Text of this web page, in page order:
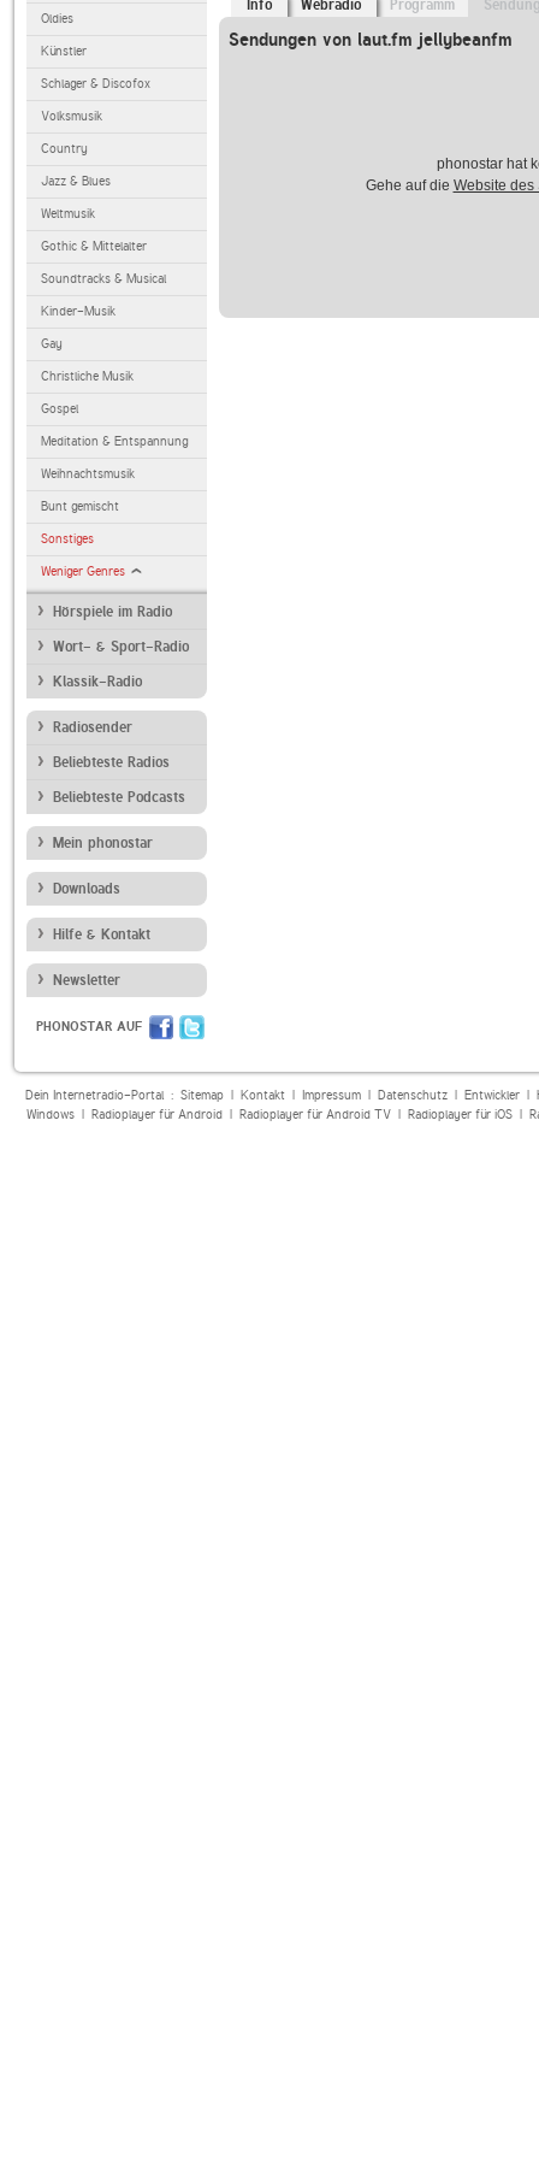
Oldies
Künstler
Schlager & Discofox
Volksmusik
Country
Jazz & Blues
Weltmusik
Gothic & Mittelalter
Soundtracks & Musical
Kinder-Musik
Gay
Christliche Musik
Gospel
Meditation & Entspannung
Weihnachtsmusik
Bunt gemischt
Sonstiges
Weniger Genres
Hörspiele im Radio
Wort- & Sport-Radio
Klassik-Radio
Radiosender
Beliebteste Radios
Beliebteste Podcasts
Mein phonostar
Downloads
Hilfe & Kontakt
Newsletter
PHONOSTAR AUF
Info Webradio Programm
Sendungen von laut.fm jellybeanfm
phonostar hat
Gehe auf die Website des
Dein Internetradio-Portal : Sitemap| Kontakt| Impressum| Datenschutz| Entwickler|
Windows| Radioplayer für Android| Radioplayer für Android TV| Radioplayer für iOS|